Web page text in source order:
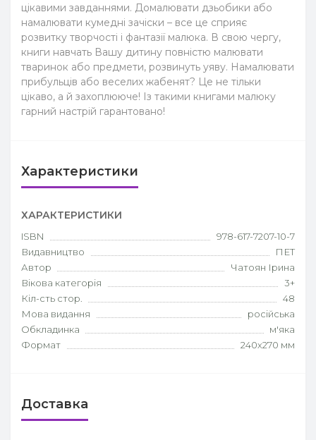
цікавими завданнями. Домалювати дзьобики або
намалювати кумедні зачіски – все це сприяє
розвитку творчості і фантазії малюка. В свою чергу,
книги навчать Вашу дитину повністю малювати
тваринок або предмети, розвинуть уяву. Намалювати
прибульців або веселих жабенят? Це не тільки
цікаво, а й захоплююче! Із такими книгами малюку
гарний настрій гарантовано!
Характеристики
ХАРАКТЕРИСТИКИ
ISBN
978-617-7207-10-7
Видавництво
ПЕТ
Автор
Чатоян Ірина
Вікова категорія
3+
Кіл-сть стор.
48
Мова видання
російська
Обкладинка
м'яка
Формат
240х270 мм
Доставка